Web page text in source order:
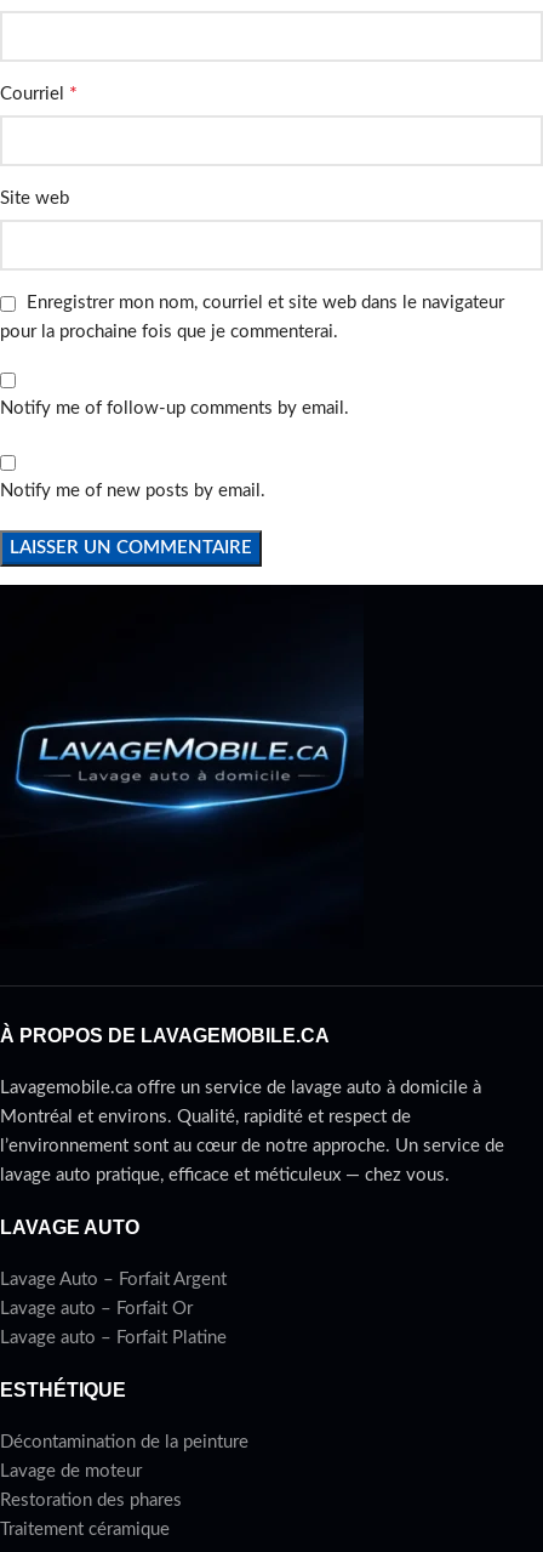
Courriel *
Site web
Enregistrer mon nom, courriel et site web dans le navigateur
pour la prochaine fois que je commenterai.
Notify me of follow-up comments by email.
Notify me of new posts by email.
À PROPOS DE LAVAGEMOBILE.CA
Lavagemobile.ca offre un service de lavage auto à domicile à
Montréal et environs. Qualité, rapidité et respect de
l’environnement sont au cœur de notre approche. Un service de
lavage auto pratique, efficace et méticuleux — chez vous.
LAVAGE AUTO
Lavage Auto – Forfait Argent
Lavage auto – Forfait Or
Lavage auto – Forfait Platine
ESTHÉTIQUE
Décontamination de la peinture
Lavage de moteur
Restoration des phares
Traitement céramique